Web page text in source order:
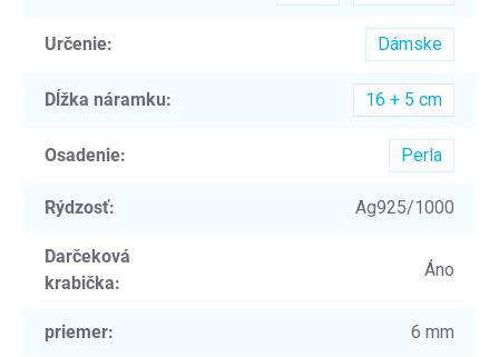
Určenie: Dámske
Dĺžka náramku: 16 + 5 cm
Osadenie: Perla
Rýdzosť: Ag925/1000
Darčeková
krabička:
Áno
priemer: 6 mm